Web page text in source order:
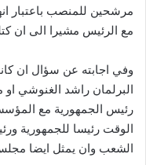
مرشحين للمنصب باعتبار
مع الرئيس مشيرا الى ان
وفي اجابته عن سؤال ان
البرلمان راشد الغنوشي
رئيس الجمهورية مع
الوقت رئيسا للجمهورية
الشعب وان يمثل ايضا